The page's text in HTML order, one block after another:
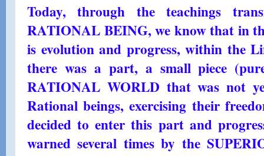
Today, through the teachings
RATIONAL BEING, we know that in
is evolution and progress, within the
there was a part, a small piece
RATIONAL WORLD that was not
Rational beings, exercising their
decided to enter this part and
warned several times by the